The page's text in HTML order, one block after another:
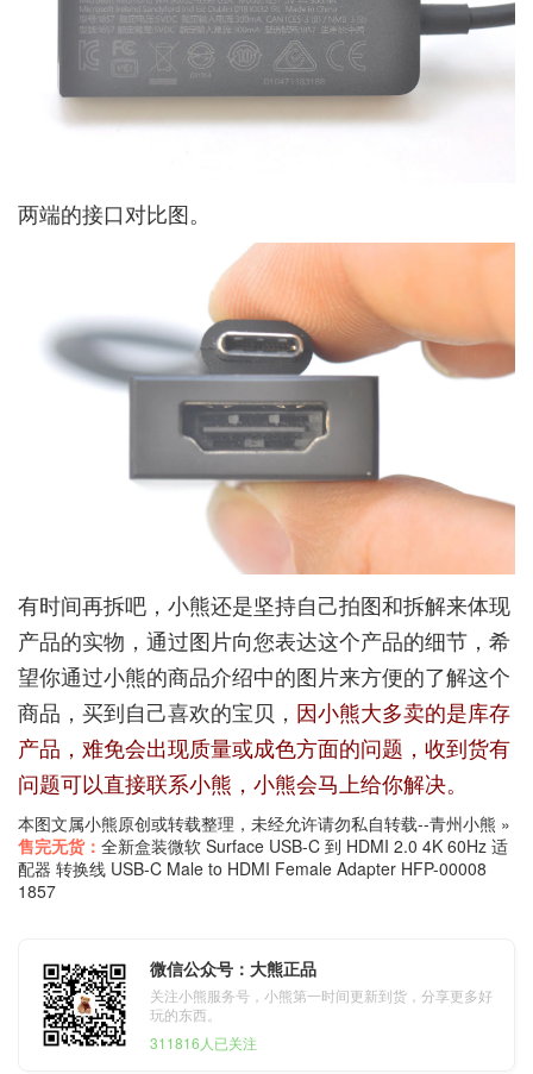
两端的接口对比图。
有时间再拆吧，小熊还是坚持自己拍图和拆解来体现
产品的实物，通过图片向您表达这个产品的细节，希
望你通过小熊的商品介绍中的图片来方便的了解这个
商品，买到自己喜欢的宝贝， 因小熊大多卖的是库存
产品，难免会出现质量或成色方面的问题，收到货有
问题可以直接联系小熊，小熊会马上给你解决。
本图文属小熊原创或转载整理，未经允许请勿私自转载--青州小熊 »
售完无货： 全新盒装微软 Surface USB-C 到 HDMI 2.0 4K 60Hz 适
配器 转换线 USB-C Male to HDMI Female Adapter HFP-00008
1857
微信公众号：大熊正品
关注小熊服务号，小熊第一时间更新到货，分享更多好
玩的东西。
311816人已关注